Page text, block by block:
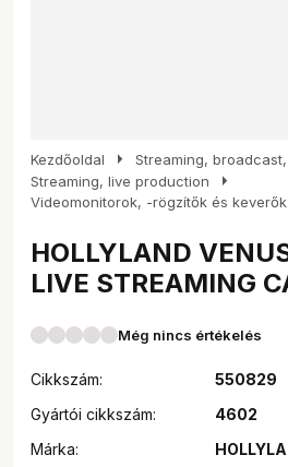
Kezdőoldal arrow_right Streaming,
Streaming, live production arrow_right
Videomonitorok, -rögzítők és keverők
HOLLYLAND
LIVE STREAMING
Még nincs értékelés
Cikkszám:
550829
Gyártói cikkszám:
4602
Márka: